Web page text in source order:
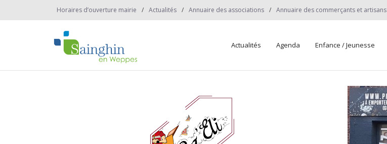
Horaires d’ouverture mairie Actualités Annuaire des associations Annuaire des commerçants et artisans
Actualités Agenda Enfance / Jeunesse